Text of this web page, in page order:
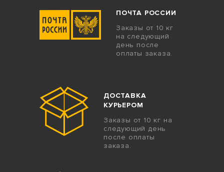
ПОЧТА РОССИИ
Заказы от 10 кг
на следующий
день после
оплаты заказа.
ДОСТАВКА
КУРЬЕРОМ
Заказы от 10 кг на
следующий день
после оплаты
заказа.